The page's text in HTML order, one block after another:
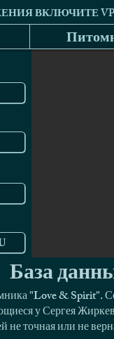
База
"Love & Spirit".
у Сергея
не точная или не